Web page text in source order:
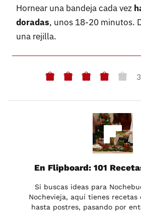
Hornear una bandeja cada vez
doradas, unos 18-20 minutos.
una rejilla.
En Flipboard: 101
Si buscas ideas para
Nochevieja, aquí tienes recetas
hasta postres, pasando por